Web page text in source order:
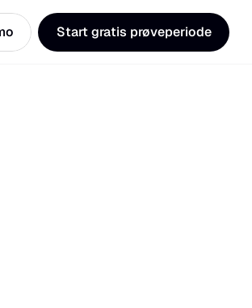
Start gratis prøveperiode